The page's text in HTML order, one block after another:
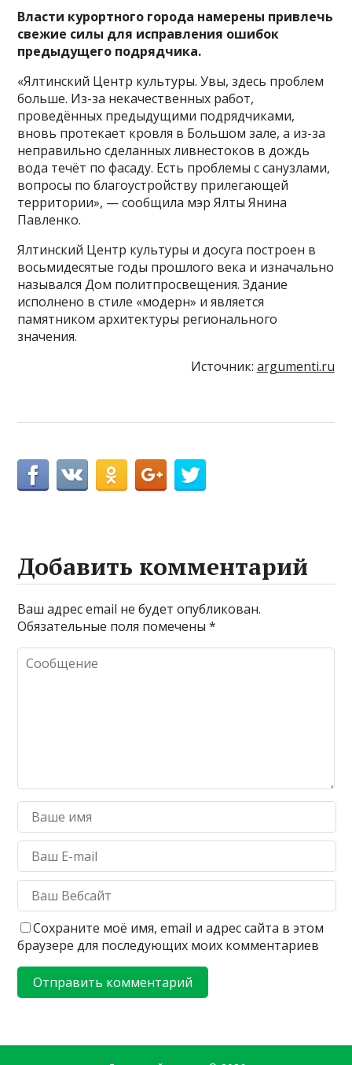
Власти курортного города намерены привлечь
свежие силы для исправления ошибок
предыдущего подрядчика.
«Ялтинский Центр культуры. Увы, здесь проблем
больше. Из-за некачественных работ,
проведённых предыдущими подрядчиками,
вновь протекает кровля в Большом зале, а из-за
неправильно сделанных ливнестоков в дождь
вода течёт по фасаду. Есть проблемы с санузлами,
вопросы по благоустройству прилегающей
территории», — сообщила мэр Ялты Янина
Павленко.
Ялтинский Центр культуры и досуга построен в
восьмидесятые годы прошлого века и изначально
назывался Дом политпросвещения. Здание
исполнено в стиле «модерн» и является
памятником архитектуры регионального
значения.
Источник: argumenti.ru
Добавить комментарий
Ваш адрес email не будет опубликован.
Обязательные поля помечены*
Сохраните моё имя, email и адрес сайта в этом
браузере для последующих моих комментариев